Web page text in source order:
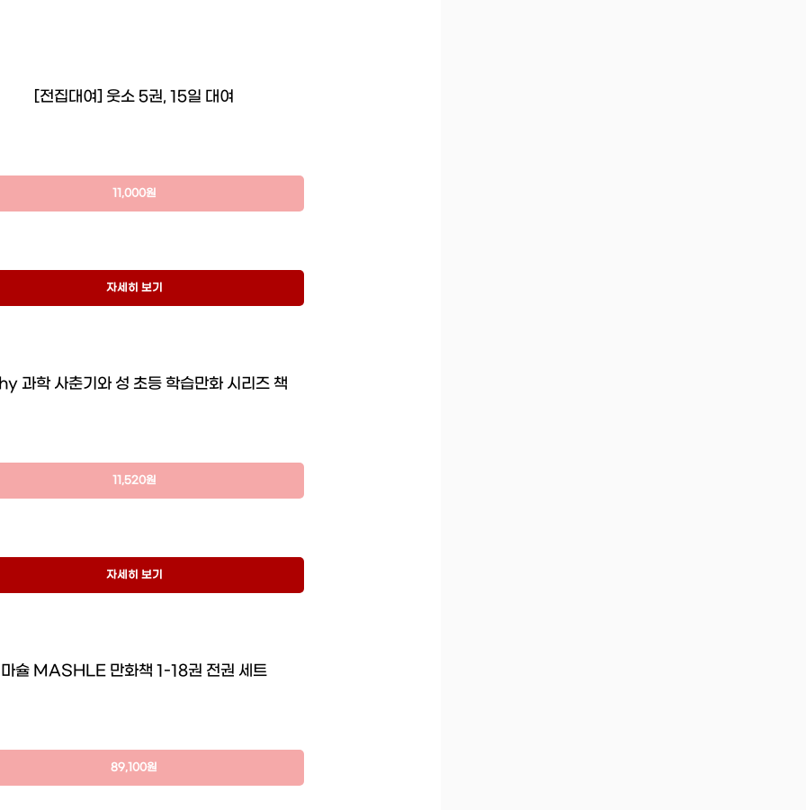
[전집대여] 웃소 5권, 15일 대여
11,000원
자세히 보기
과학 사춘기와 성 초등 학습만화 시리즈 책
11,520원
자세히 보기
마슐 MASHLE 만화책 1-18권 전권 세트
89,100원